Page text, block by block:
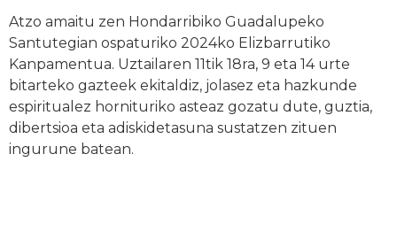
Atzo amaitu zen Hondarribiko Guadalupeko
Santutegian ospaturiko 2024ko Elizbarrutiko
Kanpamentua. Uztailaren 11tik 18ra, 9 eta 14 urte
bitarteko gazteek ekitaldiz, jolasez eta hazkunde
espiritualez hornituriko asteaz gozatu dute, guztia,
dibertsioa eta adiskidetasuna sustatzen zituen
ingurune batean.